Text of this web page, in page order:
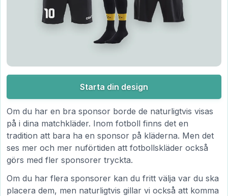
Starta din design
Om du har en bra sponsor borde de naturligtvis visas
på i dina matchkläder. Inom fotboll finns det en
tradition att bara ha en sponsor på kläderna. Men det
ses mer och mer nuförtiden att fotbollskläder också
görs med fler sponsorer tryckta.
Om du har flera sponsorer kan du fritt välja var du ska
placera dem, men naturligtvis gillar vi också att komma